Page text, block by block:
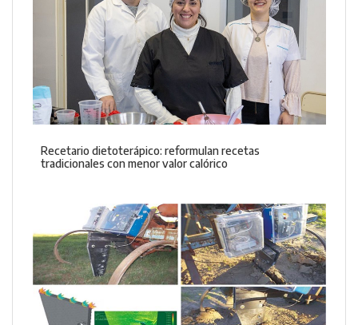
Recetario dietoterápico: reformulan recetas
tradicionales con menor valor calórico